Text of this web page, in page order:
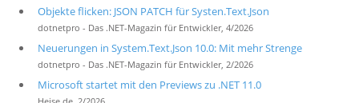
Objekte flicken: JSON PATCH für Systen.Text.Json
dotnetpro - Das .NET-Magazin für Entwickler, 4/2026
Neuerungen in System.Text.Json 10.0: Mit mehr Strenge
dotnetpro - Das .NET-Magazin für Entwickler, 2/2026
Microsoft startet mit den Previews zu .NET 11.0